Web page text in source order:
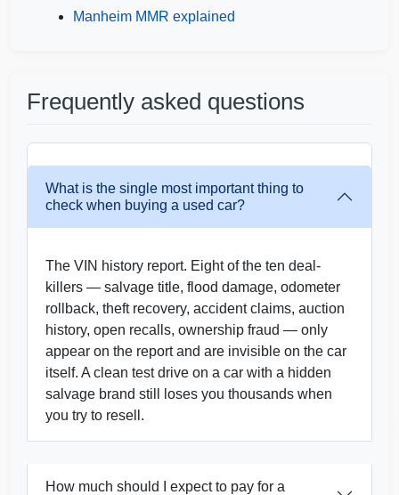
Manheim
Copart
Copart
Autocheck
Autocheck
Manheim MMR explained
Frequently asked questions
What is the single most important thing to
check when buying a used car?
The VIN history report. Eight of the ten deal-
killers — salvage title, flood damage, odometer
rollback, theft recovery, accident claims, auction
history, open recalls, ownership fraud — only
appear on the report and are invisible on the car
itself. A clean test drive on a car with a hidden
salvage brand still loses you thousands when
you try to resell.
How much should I expect to pay for a